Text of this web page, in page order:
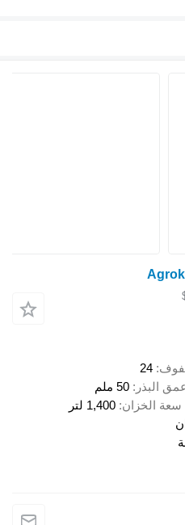
24
البذر
50 ملم
سعة الخزان 1,400 لتر